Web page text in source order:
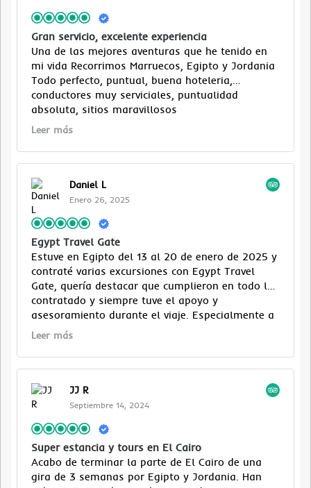
de ayuda. Todavía no puedo entender cómo fue
capaz de responder rápidamente tarde en la
noche y a través de un ciclo de casi 24/7. Ella
merece todos los elogios por sus extraordinarios
talentos y su enfoque láser en la satisfacción del
cliente.
Gran servicio, excelente experiencia
Una de las mejores aventuras que he tenido en
mi vida Recorrimos Marruecos, Egipto y Jordania
Todo perfecto, puntual, buena hoteleria,
conductores muy serviciales, puntualidad
absoluta, sitios maravillosos
Leer más
Daniel L
Enero 26, 2025
Egypt Travel Gate
Estuve en Egipto del 13 al 20 de enero de 2025 y
contraté varias excursiones con Egypt Travel
Gate, quería destacar que cumplieron en todo lo
contratado y siempre tuve el apoyo y
asesoramiento durante el viaje. Especialmente a
Hagar Khalaf que su ayuda y predisposición a
fuese excelente.
Leer más
JJ R
Septiembre 14, 2024
Super estancia y tours en El Cairo
Acabo de terminar la parte de El Cairo de una
gira de 3 semanas por Egipto y Jordania. Han